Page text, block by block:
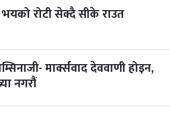
रोटी सेक्दै सीके राउत
मार्क्सवाद देववाणी होइन,
नगरौं